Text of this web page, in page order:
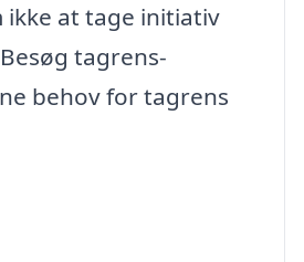
ikke at tage initiativ
tagrens-
behov for tagrens